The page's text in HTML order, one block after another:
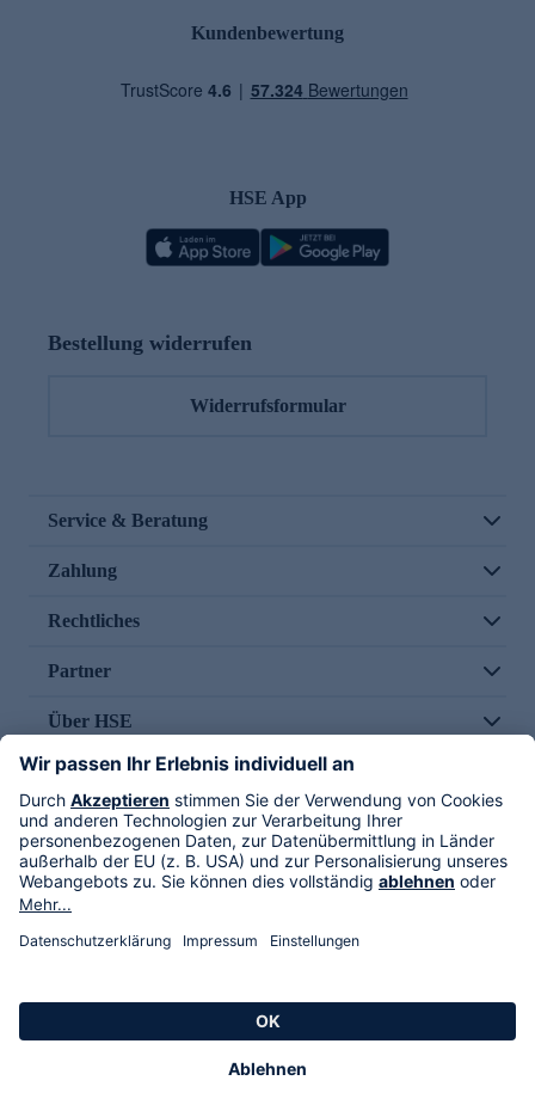
Kundenbewertung
HSE App
Bestellung widerrufen
Widerrufsformular
Service & Beratung
Zahlung
Rechtliches
Partner
Über HSE
Im TV
HSE International